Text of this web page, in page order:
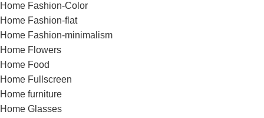
Home Fashion-Color
Home Fashion-flat
Home Fashion-minimalism
Home Flowers
Home Food
Home Fullscreen
Home furniture
Home Glasses